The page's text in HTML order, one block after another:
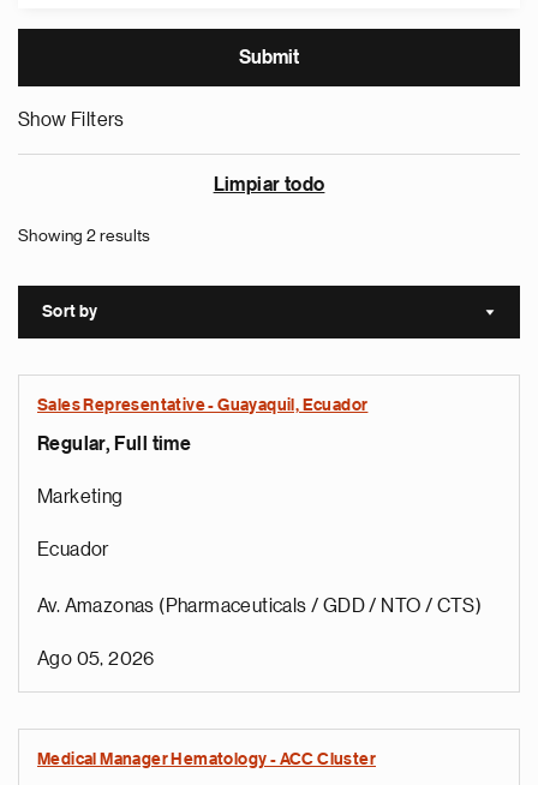
Show Filters
Limpiar todo
Showing 2 results
Sort by Sort
Sales Representative - Guayaquil, Ecuador
Regular, Full time
Marketing
Ecuador
Av. Amazonas (Pharmaceuticals / GDD / NTO / CTS)
Ago 05, 2026
Medical Manager Hematology - ACC Cluster